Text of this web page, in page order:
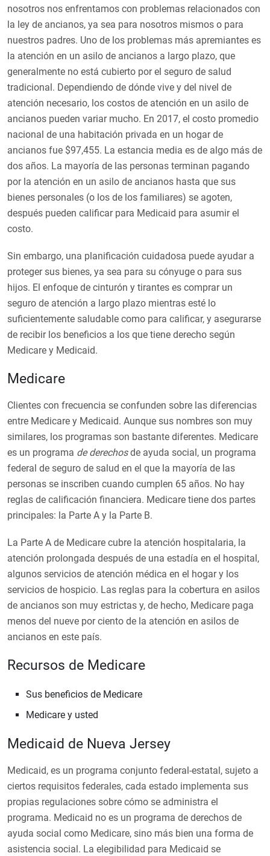
nosotros nos enfrentamos con problemas relacionados con
la ley de ancianos, ya sea para nosotros mismos o para
nuestros padres. Uno de los problemas más apremiantes es
la atención en un asilo de ancianos a largo plazo, que
generalmente no está cubierto por el seguro de salud
tradicional. Dependiendo de dónde vive y del nivel de
atención necesario, los costos de atención en un asilo de
ancianos pueden variar mucho. En 2017, el costo promedio
nacional de una habitación privada en un hogar de
ancianos fue $97,455. La estancia media es de algo más de
dos años. La mayoría de las personas terminan pagando
por la atención en un asilo de ancianos hasta que sus
bienes personales (o los de los familiares) se agoten,
después pueden calificar para Medicaid para asumir el
costo.
Sin embargo, una planificación cuidadosa puede ayudar a
proteger sus bienes, ya sea para su cónyuge o para sus
hijos. El enfoque de cinturón y tirantes es comprar un
seguro de atención a largo plazo mientras esté lo
suficientemente saludable como para calificar, y asegurarse
de recibir los beneficios a los que tiene derecho según
Medicare y Medicaid.
Medicare
Clientes con frecuencia se confunden sobre las diferencias
entre Medicare y Medicaid. Aunque sus nombres son muy
similares, los programas son bastante diferentes. Medicare
es un programa de derechosde ayuda social, un programa
federal de seguro de salud en el que la mayoría de las
personas se inscriben cuando cumplen 65 años. No hay
reglas de calificación financiera. Medicare tiene dos partes
principales: la Parte A y la Parte B.
La Parte A de Medicare cubre la atención hospitalaria, la
atención prolongada después de una estadía en el hospital,
algunos servicios de atención médica en el hogar y los
servicios de hospicio. Las reglas para la cobertura en asilos
de ancianos son muy estrictas y, de hecho, Medicare paga
menos del nueve por ciento de la atención en asilos de
ancianos en este país.
Recursos de Medicare
Sus beneficios de Medicare
Medicare y usted
Medicaid de Nueva Jersey
Medicaid, es un programa conjunto federal-estatal, sujeto a
ciertos requisitos federales, cada estado implementa sus
propias regulaciones sobre cómo se administra el
programa. Medicaid no es un programa de derechos de
ayuda social como Medicare, sino más bien una forma de
asistencia social. La elegibilidad para Medicaid se